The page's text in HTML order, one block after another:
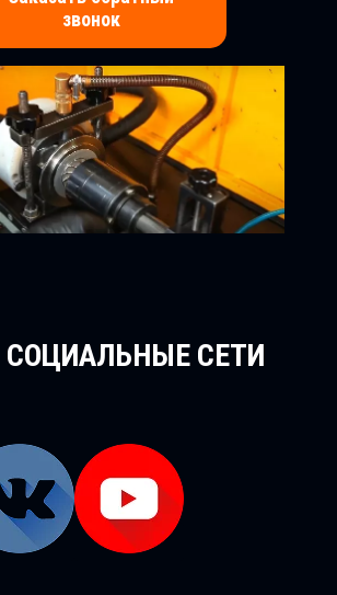
звонок
СЕТИ